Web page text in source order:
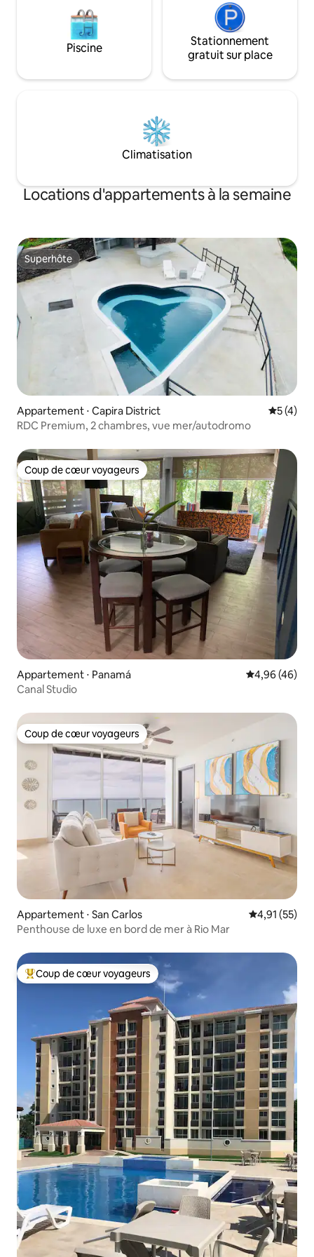
Piscine
Stationnement
gratuit sur place
Climatisation
Locations d'appartements à la semaine
Superhôte
Superhôte
Appartement ⋅ Capira District
5 (4)
RDC Premium, 2 chambres, vue mer/autodromo
Coup de cœur voyageurs
Coup de cœur voyageurs
Appartement ⋅ Panamá Évaluation
4,96 (46)
Canal Studio
Coup de cœur voyageurs
Coup de cœur voyageurs
Appartement ⋅ San Carlos Évaluation
4,91 (55)
Penthouse de luxe en bord de mer à Rio Mar
Coups de cœur voyageurs les plus appréciés
Coup de cœur voyageurs